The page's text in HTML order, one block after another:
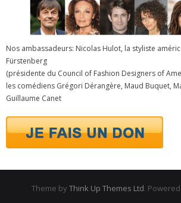
Nos ambassadeurs: Nicolas Hulot, la styliste
Fürstenberg
(présidente du Council of Fashion Designers of
les comédiens Grégori Dérangère, Maud Buquet,
Guillaume Canet
Theme by Think Up Themes Ltd.